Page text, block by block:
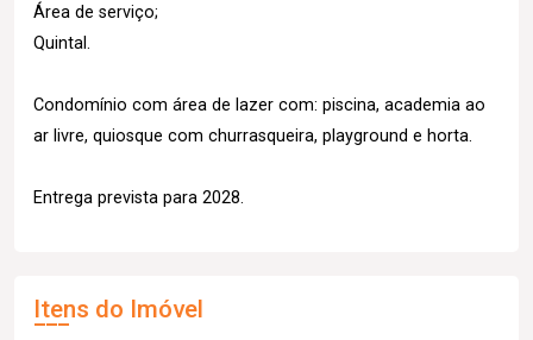
Área de serviço;
Quintal.
Condomínio com área de lazer com: piscina, academia ao
ar livre, quiosque com churrasqueira, playground e horta.
Entrega prevista para 2028.
Itens do Imóvel